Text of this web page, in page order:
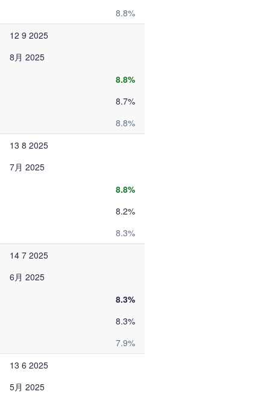
8.8%
12 9 2025
8月 2025
8.8%
8.7%
8.8%
13 8 2025
7月 2025
8.8%
8.2%
8.3%
14 7 2025
6月 2025
8.3%
8.3%
7.9%
13 6 2025
5月 2025